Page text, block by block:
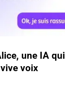
une IA qui
voix